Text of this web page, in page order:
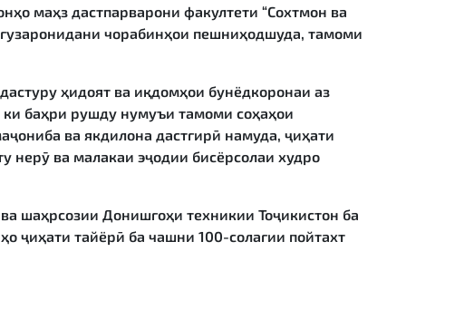
маҳз дастпарварони факултети “Сохтмон ва
чорабинҳои пешниҳодшуда, тамоми
ҳидоят ва иқдомҳои бунёдкоронаи аз
баҳри рушду нумуъи тамоми соҳаҳои
ва якдилона дастгирӣ намуда, ҷиҳати
нерӯ ва малакаи эҷодии бисёрсолаи худро
шаҳрсозии Донишгоҳи техникии Тоҷикистон ба
ҷиҳати тайёрӣ ба чашни 100-солагии пойтахт